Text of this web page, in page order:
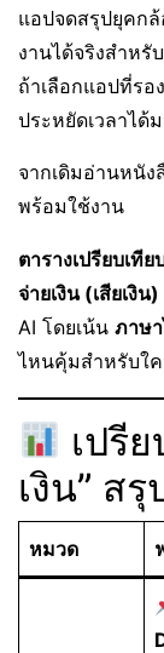
แอปจดสรุปยุคก
งานได้จริงสำหรั
ถ้าเลือกแอปที่รอ
ประหยัดเวลาได้
จากเดิมอ่านหนั
พร้อมใช้งาน
ตารางเปรียบเทีย
จ่ายเงิน (เสียเงิน)
AI โดยเน้น ภาษ
ไหนคุ้มสำหรับใค
เปรี
เงิน” ส
หมวด